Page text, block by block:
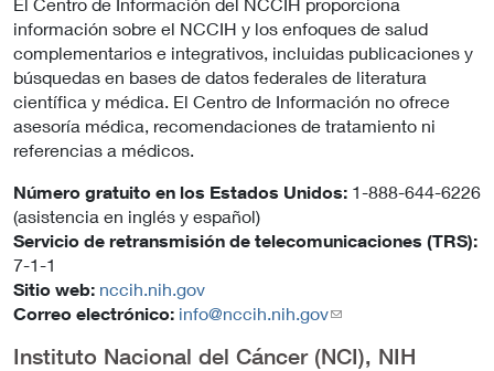
información sobre el NCCIH y los enfoques de salud
complementarios e integrativos, incluidas publicaciones y
búsquedas en bases de datos federales de literatura
científica y médica. El Centro de Información no ofrece
asesoría médica, recomendaciones de tratamiento ni
referencias a médicos.
Número gratuito en los Estados Unidos: 1-888-644-6226
(asistencia en inglés y español)
Servicio de retransmisión de telecomunicaciones (TRS):
7-1-1
Sitio web: nccih.nih.gov
Correo electrónico: info@nccih.nih.gov
Instituto Nacional del Cáncer (NCI), NIH